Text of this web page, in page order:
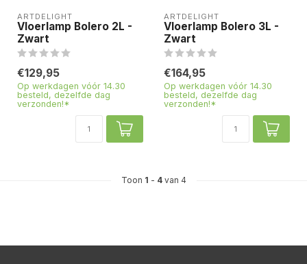
ARTDELIGHT
Vloerlamp Bolero 2L -
Zwart
€129,95
Op werkdagen vóór 14.30
besteld, dezelfde dag
verzonden!*
ARTDELIGHT
Vloerlamp Bolero 3L -
Zwart
€164,95
Op werkdagen vóór 14.30
besteld, dezelfde dag
verzonden!*
Toon 1 - 4van 4